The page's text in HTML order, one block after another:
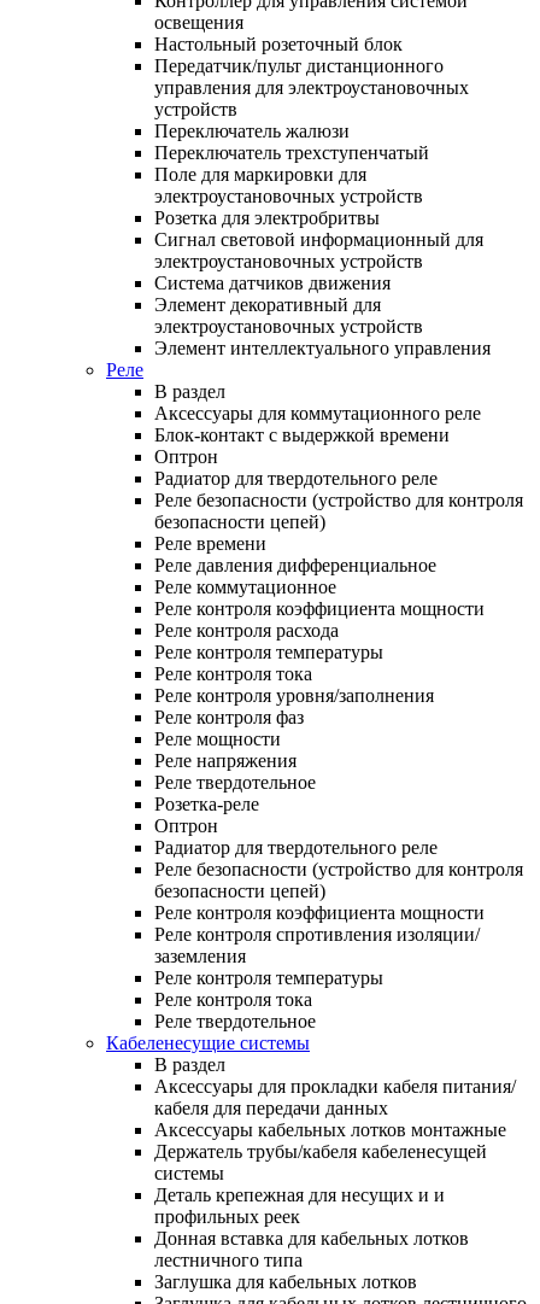
освещения
Настольный розеточный блок
Передатчик/пульт дистанционного
управления для электроустановочных
устройств
Переключатель жалюзи
Переключатель трехступенчатый
Поле для маркировки для
электроустановочных устройств
Розетка для электробритвы
Сигнал световой информационный для
электроустановочных устройств
Система датчиков движения
Элемент декоративный для
электроустановочных устройств
Элемент интеллектуального управления
Реле
В раздел
Аксессуары для коммутационного реле
Блок-контакт с выдержкой времени
Оптрон
Радиатор для твердотельного реле
Реле безопасности (устройство для контроля
безопасности цепей)
Реле времени
Реле давления дифференциальное
Реле коммутационное
Реле контроля коэффициента мощности
Реле контроля расхода
Реле контроля температуры
Реле контроля тока
Реле контроля уровня/заполнения
Реле контроля фаз
Реле мощности
Реле напряжения
Реле твердотельное
Розетка-реле
Оптрон
Радиатор для твердотельного реле
Реле безопасности (устройство для контроля
безопасности цепей)
Реле контроля коэффициента мощности
Реле контроля спротивления изоляции/
заземления
Реле контроля температуры
Реле контроля тока
Реле твердотельное
Кабеленесущие системы
В раздел
Аксессуары для прокладки кабеля питания/
кабеля для передачи данных
Аксессуары кабельных лотков монтажные
Держатель трубы/кабеля кабеленесущей
системы
Деталь крепежная для несущих и и
профильных реек
Донная вставка для кабельных лотков
лестничного типа
Заглушка для кабельных лотков